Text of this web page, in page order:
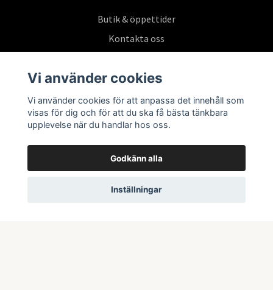
Butik & öppettider
Kontakta oss
Prenumerera på vårt nyhetsbrev
Vi använder cookies
Vi använder cookies för att anpassa det innehåll som
visas för dig och för att du ska få bästa tänkbara
upplevelse när du handlar hos oss.
Godkänn alla
Inställningar